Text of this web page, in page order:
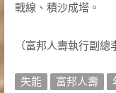
戰線、積沙成塔。
（富邦人壽執行副總
失能 富邦人壽